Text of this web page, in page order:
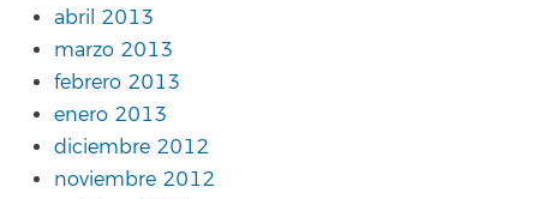
abril 2013
marzo 2013
febrero 2013
enero 2013
diciembre 2012
noviembre 2012